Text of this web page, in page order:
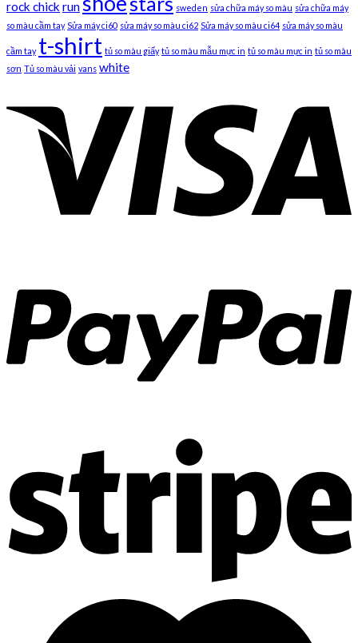
rock chick run sweden sửa chữa máy so màu sửa chữa máy
so màu cầm tay Sửa máy ci60 sửa máy so màu ci62 Sửa máy so màu ci64 sửa máy so màu
cầm tay t-shirt tủ so màu giấy tủ so màu mẫu mực in tủ so màu mực in tủ so màu
sơn Tủ so màu vải vans white